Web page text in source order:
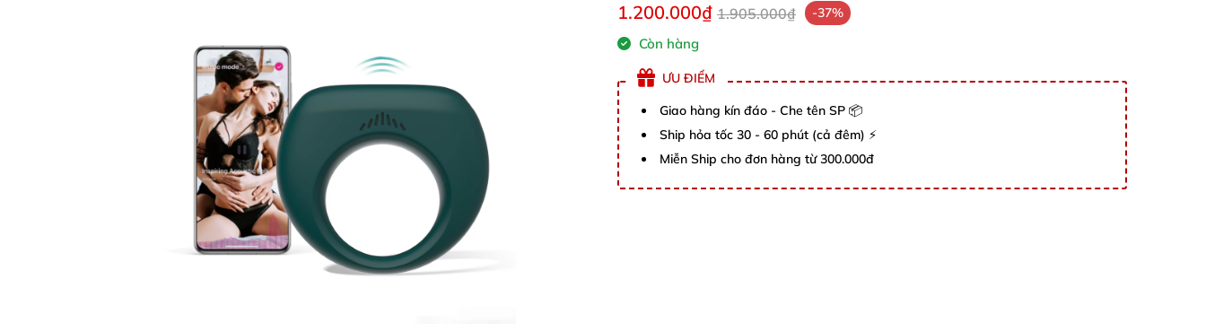
1.200.000₫ 1.905.000₫ -37%
Còn hàng
ƯU ĐIỂM
Giao hàng kín đáo - Che tên SP 📦
Ship hỏa tốc 30 - 60 phút (cả đêm) ⚡
Miễn Ship cho đơn hàng từ 300.000đ